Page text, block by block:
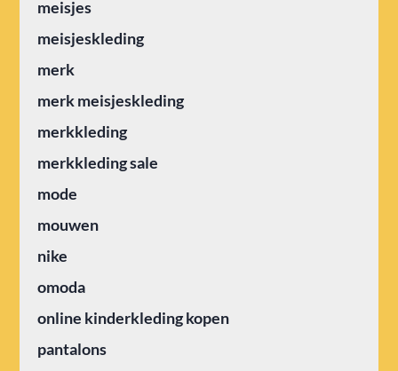
meisjes
meisjeskleding
merk
merk meisjeskleding
merkkleding
merkkleding sale
mode
mouwen
nike
omoda
online kinderkleding kopen
pantalons